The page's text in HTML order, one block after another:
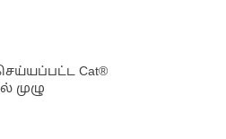
Cat®
முழு